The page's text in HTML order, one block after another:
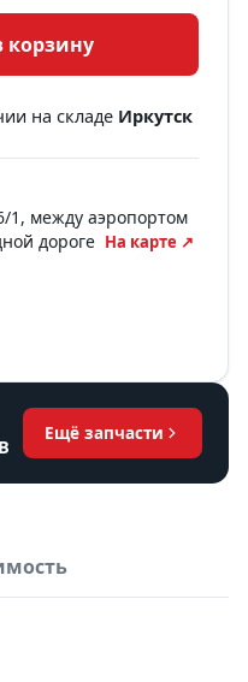
корзину
на складе Иркутск
1, между аэропортом
дороге На карте ↗
Ещё запчасти